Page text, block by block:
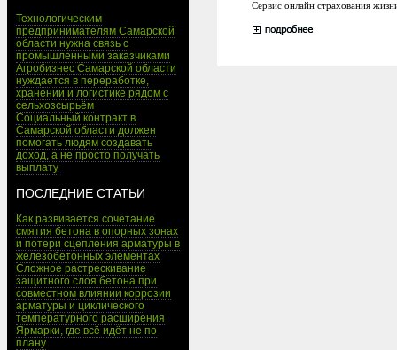
Технологическим
предпринимателям Самарской
области нужна связь с
промышленными заказчиками
Агробизнес Самарской области
нуждается в переработке,
хранении и логистике рядом с
сельхозсырьём
Социальный контракт в
Самарской области должен
помогать людям создавать
доход, а не просто получать
выплату
ПОСЛЕДНИЕ СТАТЬИ
Как развивается сочетание
смятия бетона в опорных зонах
и потери сцепления арматуры в
железобетонных элементах
Сложное растрескивание
защитного слоя бетона при
совместном влиянии коррозии
арматуры и циклического
температурного расширения
Ярмарки, где всё идёт не по
плану
Сервис онлайн страхования